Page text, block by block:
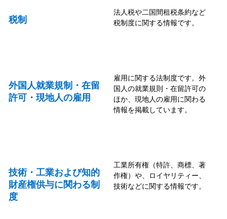
税制
法人税や二国間租税条約など
税制度に関する情報です。
外国人就業規制・在留
許可・現地人の雇用
雇用に関する法制度です。外
国人の就業規則・在留許可の
ほか、現地人の雇用に関わる
情報を掲載しています。
技術・工業および知的
財産権供与に関わる制
度
工業所有権（特許、商標、著
作権）や、ロイヤリティー、
技術などに関する情報です。